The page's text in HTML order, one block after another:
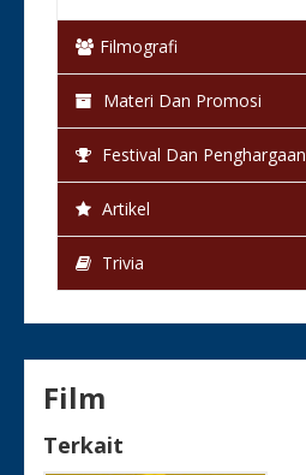
Filmografi
Materi Dan Promosi
Festival Dan Penghargaan
Artikel
Trivia
Film
Terkait